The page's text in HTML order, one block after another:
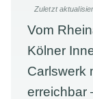
Zuletzt
Vom
Kölner
Carlswerk
erreichbar